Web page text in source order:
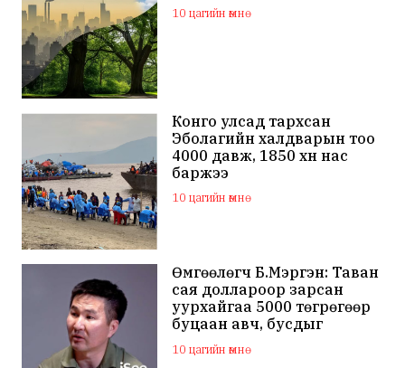
10 цагийн өмнө
Конго улсад тархсан
Эболагийн халдварын тоо
4000 давж, 1850 хүн нас
баржээ
10 цагийн өмнө
Өмгөөлөгч Б.Мэргэн: Таван
сая доллароор зарсан
уурхайгаа 5000 төгрөгөөр
буцаан авч, бусдыг
залилсан Ө.Ганзоригийн
өмгөөлөгч ёс зүйгүйгээр
10 цагийн өмнө